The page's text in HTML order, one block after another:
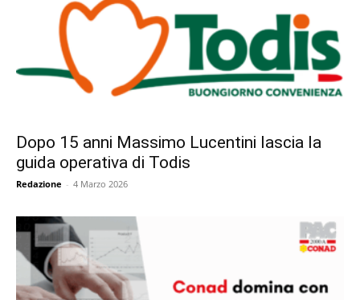
Dopo 15 anni Massimo Lucentini lascia la
guida operativa di Todis
Redazione - 4 Marzo 2026